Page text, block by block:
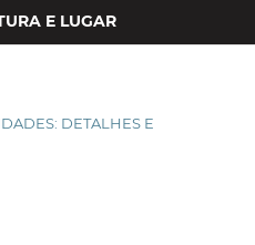
E LUGAR
DETALHES E